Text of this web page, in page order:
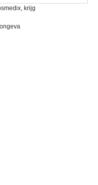
krijg